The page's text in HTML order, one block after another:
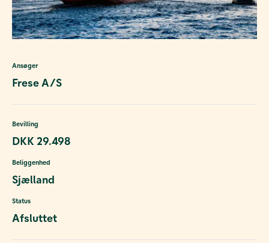
Ansøger
Frese A/S
Bevilling
DKK 29.498
Beliggenhed
Sjælland
Status
Afsluttet